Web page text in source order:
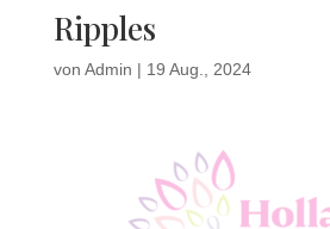
Ripples
von Admin | 19 Aug., 2024